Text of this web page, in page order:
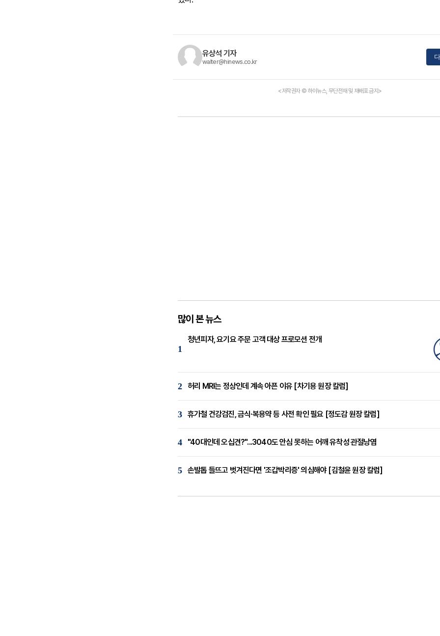
유상석 기자
walter@hinews.co.kr
<저작권자 © 하이뉴스, 무단전재 및 재배포 금지>
많이 본 뉴스
1
청년피자, 요기요 주문 고객 대상 프로모션 전개
2 허리 MRI는 정상인데 계속 아픈 이유 [차기용 원장 칼럼]
3 휴가철 건강검진, 금식·복용약 등 사전 확인 필요 [정도감 원장 칼럼]
4 "40대인데 오십견?"...3040도 안심 못하는 어깨 유착성 관절낭염
5 손발톱 들뜨고 벗겨진다면 '조갑박리증' 의심해야 [김철윤 원장 칼럼]